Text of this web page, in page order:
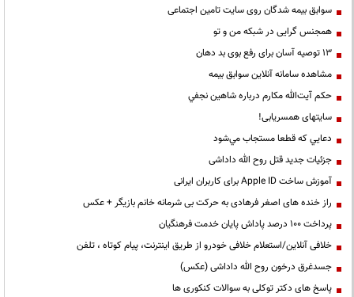
سوابق بیمه شدگان روی سایت تامین اجتماعی
همجنس گرایی در شبکه من و تو
13 توصیه آسان برای رفع بوی بد دهان
مشاهده سامانه آنلاين سوابق بیمه
حكم آيت‌الله مكارم درباره شاهين نجفي
سایتهای همسریابی!
دعايي كه قطعا مستجاب مي‌شود
جزئیات جدید قتل روح الله داداشی
آموزش ساخت Apple ID برای کاربران ایرانی
راز خنده های اصغر فرهادی به حرکت بی شرمانه خانم بازیگر + عکس
پرداخت ۱۰۰ درصد پاداش پایان خدمت فرهنگیان
خلافی آنلاین/استعلام خلافی خودرو از طریق اینترنت، پیام کوتاه ، تلفن
جسدغرق درخون روح الله داداشی (عکس)
پاسخ های دکتر توکلی به سوالات کنکوری ها